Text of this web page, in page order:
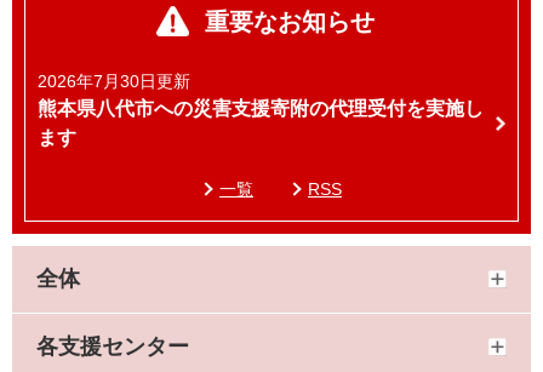
重要なお知らせ
2026年7月30日更新
熊本県八代市への災害支援寄附の代理受付を実施し
ます
一覧 RSS
全体
各支援センター